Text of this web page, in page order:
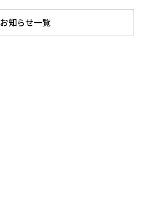
お知らせ一覧